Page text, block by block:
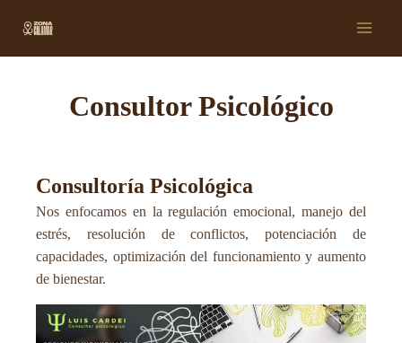
contenido
Main
Consultor Psicológico
Consultoría Psicológica
Nos enfocamos en la regulación emocional, manejo del
estrés, resolución de conflictos, potenciación de
capacidades, optimización del funcionamiento y aumento
de bienestar.